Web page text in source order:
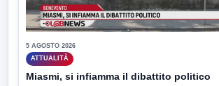
5 AGOSTO 2026
ATTUALITÀ
Miasmi, si infiamma il dibattito politico